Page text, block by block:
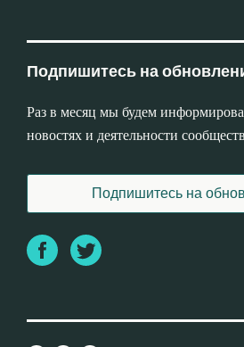
Подпишитесь на
Раз в месяц мы будем
новостях и деятельности
Подпишитесь на
FacebookTwitter